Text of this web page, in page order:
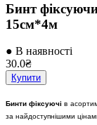
Бинт
15см*4м
● В наявності
30.0₴
Купити
Бинти фіксуючі в
за найдоступнішими